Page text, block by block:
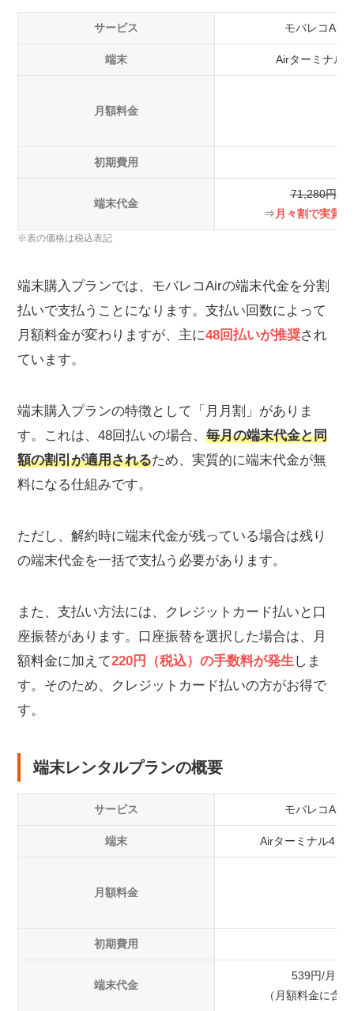
サービス モバレコAir
端末 Airターミナル6
月額料金
初期費用
端末代金
71,280円
⇒ 月々割で実質
※表の価格は税込表記
端末購入プランでは、モバレコAirの端末代金を分割
払いで支払うことになります。支払い回数によって
月額料金が変わりますが、主に48回払いが推奨され
ています。
端末購入プランの特徴として「月月割」がありま
す。これは、48回払いの場合、 毎月の端末代金と同
額の割引が適用されるため、実質的に端末代金が無
料になる仕組みです。
ただし、解約時に端末代金が残っている場合は残り
の端末代金を一括で支払う必要があります。
また、支払い方法には、クレジットカード払いと口
座振替があります。口座振替を選択した場合は、月
額料金に加えて220円（税込）の手数料が発生 しま
す。そのため、クレジットカード払いの方がお得で
す。
端末レンタルプランの概要
サービス モバレコAir
端末 Airターミナル4
月額料金
初期費用
端末代金
539円/月
（月額料金に含